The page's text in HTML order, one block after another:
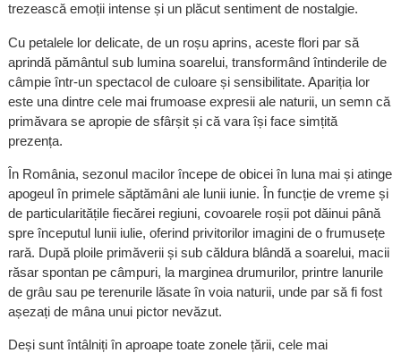
trezească emoții intense și un plăcut sentiment de nostalgie.
Cu petalele lor delicate, de un roșu aprins, aceste flori par să
aprindă pământul sub lumina soarelui, transformând întinderile de
câmpie într-un spectacol de culoare și sensibilitate. Apariția lor
este una dintre cele mai frumoase expresii ale naturii, un semn că
primăvara se apropie de sfârșit și că vara își face simțită
prezența.
În România, sezonul macilor începe de obicei în luna mai și atinge
apogeul în primele săptămâni ale lunii iunie. În funcție de vreme și
de particularitățile fiecărei regiuni, covoarele roșii pot dăinui până
spre începutul lunii iulie, oferind privitorilor imagini de o frumusețe
rară. După ploile primăverii și sub căldura blândă a soarelui, macii
răsar spontan pe câmpuri, la marginea drumurilor, printre lanurile
de grâu sau pe terenurile lăsate în voia naturii, unde par să fi fost
așezați de mâna unui pictor nevăzut.
Deși sunt întâlniți în aproape toate zonele țării, cele mai